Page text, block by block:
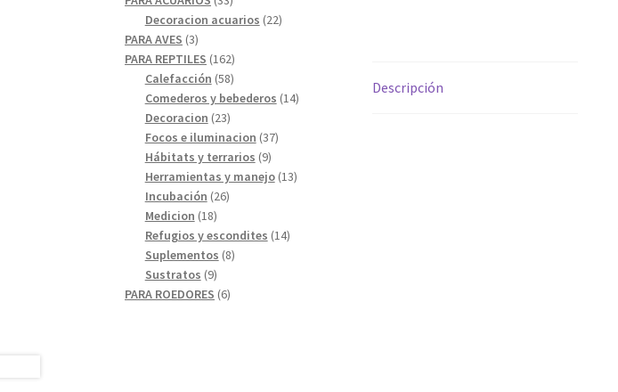
Descripción
productos
Decoracion acuarios 2222
PARA AVES 33
productos
PARA REPTILES 162162
productos
Calefacción 5858
productos
Comederos y bebederos 1414
Decoracion 2323
productos
Focos e iluminacion 3737
Hábitats y terrarios 99
productos
Herramientas y manejo 1313
Incubación 2626
Medicion 1818
productos
Refugios y escondites 1414
Suplementos 88
Sustratos 99
productos
PARA ROEDORES 66